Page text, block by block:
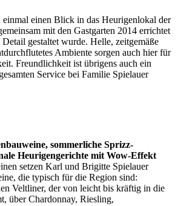
einen Blick in das Heurigenlokal der
mit den Gastgarten 2014 errichtet
gestaltet wurde. Helle, zeitgemäße
Ambiente sorgen auch hier für
Freundlichkeit ist übrigens auch ein
Service bei Familie Spielauer
sommerliche Sprizz-
Heurigengerichte mit Wow-Effekt
setzen Karl und Brigitte Spielauer
die typisch für die Region sind:
Veltliner, der von leicht bis kräftig in die
über Chardonnay, Riesling,